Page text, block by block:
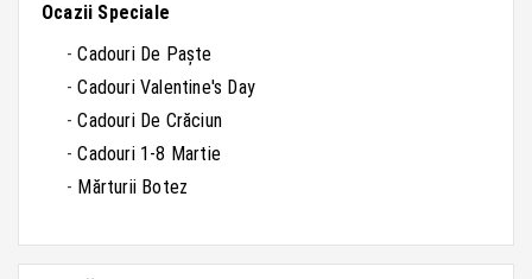
Ocazii Speciale
Cadouri De Paște
Cadouri Valentine's Day
Cadouri De Crăciun
Cadouri 1-8 Martie
Mărturii Botez